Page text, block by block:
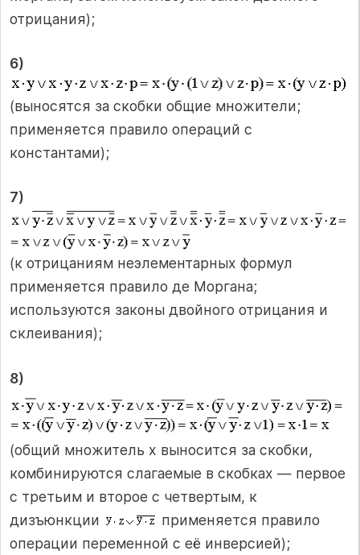
отрицания);
6)
(выносятся за скобки общие множители;
применяется правило операций с
константами);
7)
(к отрицаниям неэлементарных формул
применяется правило де Моргана;
используются законы двойного отрицания и
склеивания);
8)
(общий множитель x выносится за скобки,
комбинируются слагаемые в скобках — первое
с третьим и второе с четвертым, к
дизъюнкции
применяется правило
операции переменной с её инверсией);